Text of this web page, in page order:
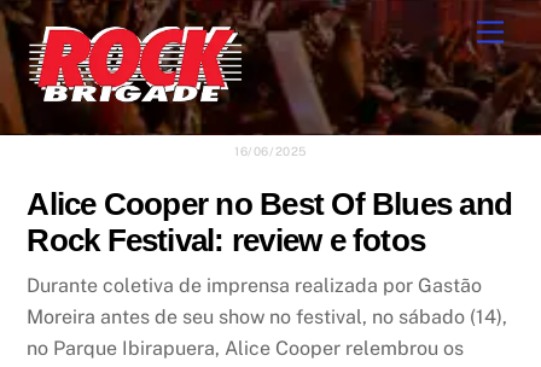
Skip
to
content
16/06/2025
Alice Cooper no Best Of Blues and
Rock Festival: review e fotos
Durante coletiva de imprensa realizada por Gastão
Moreira antes de seu show no festival, no sábado (14),
no Parque Ibirapuera, Alice Cooper relembrou os